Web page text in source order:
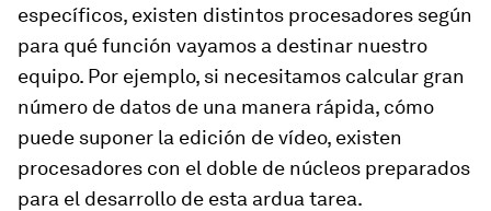
específicos, existen distintos procesadores según
para qué función vayamos a destinar nuestro
equipo. Por ejemplo, si necesitamos calcular gran
número de datos de una manera rápida, cómo
puede suponer la edición de vídeo, existen
procesadores con el doble de núcleos preparados
para el desarrollo de esta ardua tarea.